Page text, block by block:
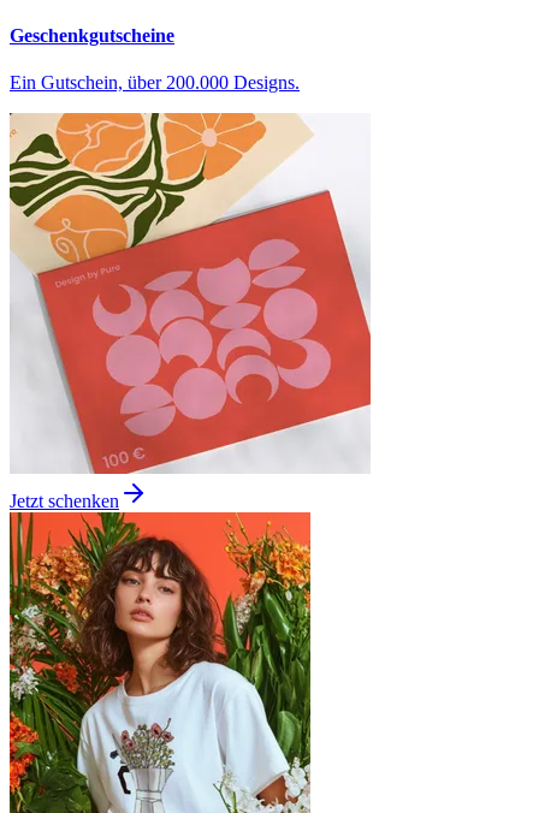
Geschenkgutscheine
Ein Gutschein, über 200.000 Designs.
Jetzt schenken